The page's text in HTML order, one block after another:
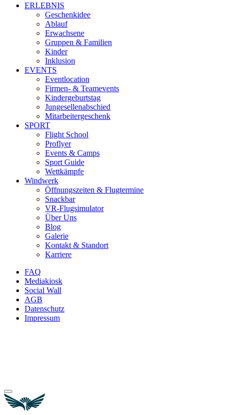
ERLEBNIS
Geschenkidee
Ablauf
Erwachsene
Gruppen & Familien
Kinder
Inklusion
EVENTS
Eventlocation
Firmen- & Teamevents
Kindergeburtstag
Jungesellenabschied
Mitarbeitergeschenk
SPORT
Flight School
Proflyer
Events & Camps
Sport Guide
Wettkämpfe
Windwerk
Öffnungszeiten & Flugtermine
Snackbar
VR-Flugsimulator
Über Uns
Blog
Galerie
Kontakt & Standort
Karriere
FAQ
Mediakiosk
Social Wall
AGB
Datenschutz
Impressum